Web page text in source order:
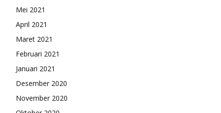
Mei 2021
April 2021
Maret 2021
Februari 2021
Januari 2021
Desember 2020
November 2020